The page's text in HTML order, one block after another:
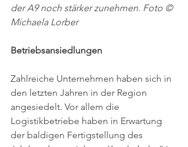
der A9 noch stärker zunehmen. Foto ©
Michaela Lorber
Betriebsansiedlungen
Zahlreiche Unternehmen haben sich in
den letzten Jahren in der Region
angesiedelt. Vor allem die
Logistikbetriebe haben in Erwartung
der baldigen Fertigstellung des